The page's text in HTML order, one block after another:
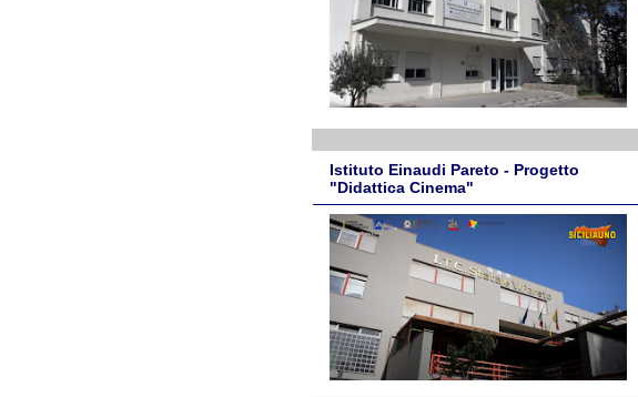
Istituto Einaudi Pareto - Progetto
"Didattica Cinema"